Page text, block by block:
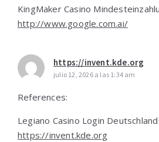
KingMaker Casino
http://www.google.com.ai/
https://invent.kde.org
julio 12, 2026 a las 1:34 am
References:
Legiano Casino Login Deutschland
https://invent.kde.org